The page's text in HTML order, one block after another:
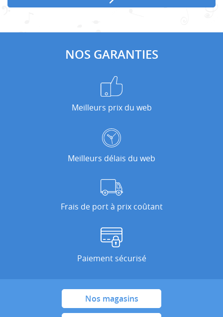
NOS GARANTIES
Meilleurs prix du web
Meilleurs délais du web
Frais de port à prix coûtant
Paiement sécurisé
Nos magasins